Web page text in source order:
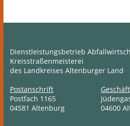
Richtige
Dienstleistungsbetrieb
Kreisstraßenmeisterei
des Landkreises Altenburger Land
Postanschrift
Postfach 1165
04581 Altenburg
04600